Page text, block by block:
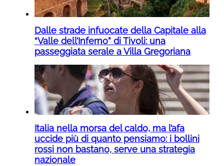
Dalle strade infuocate della Capitale alla
“Valle dell’Inferno” di Tivoli: una
passeggiata serale a Villa Gregoriana
Italia nella morsa del caldo, ma l’afa
uccide più di quanto pensiamo: i bollini
rossi non bastano, serve una strategia
nazionale